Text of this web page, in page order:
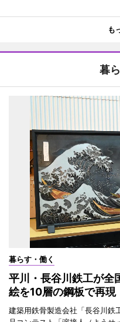
も
暮
暮らす・働く
平川・長谷川鉄工が
絵を10層の鋼板で再現
建築用鉄骨製造会社「長谷川鉄